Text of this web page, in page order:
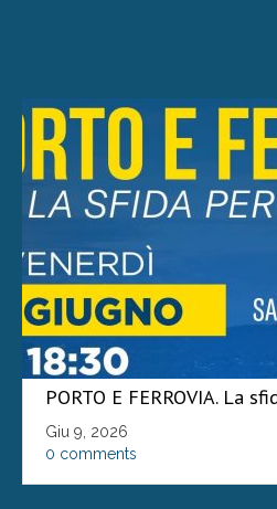
PORTO E FERROVIA. La
Giu 9, 2026
0 comments